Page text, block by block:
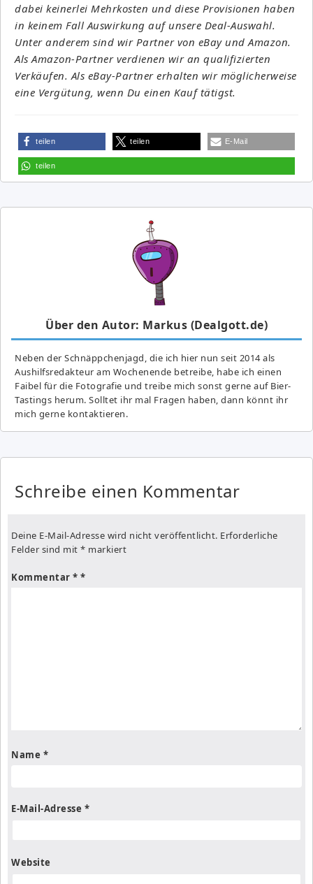
dabei keinerlei Mehrkosten und diese Provisionen haben
in keinem Fall Auswirkung auf unsere Deal-Auswahl.
Unter anderem sind wir Partner von eBay und Amazon.
Als Amazon-Partner verdienen wir an qualifizierten
Verkäufen. Als eBay-Partner erhalten wir möglicherweise
eine Vergütung, wenn Du einen Kauf tätigst.
teilen teilen E-Mail
teilen
Über den Autor: Markus (Dealgott.de)
Neben der Schnäppchenjagd, die ich hier nun seit 2014 als
Aushilfsredakteur am Wochenende betreibe, habe ich einen
Faibel für die Fotografie und treibe mich sonst gerne auf Bier-
Tastings herum. Solltet ihr mal Fragen haben, dann könnt ihr
mich gerne kontaktieren.
Schreibe einen Kommentar
Deine E-Mail-Adresse wird nicht veröffentlicht. Erforderliche
Felder sind mit * markiert
Kommentar *
Name *
E-Mail-Adresse *
Website